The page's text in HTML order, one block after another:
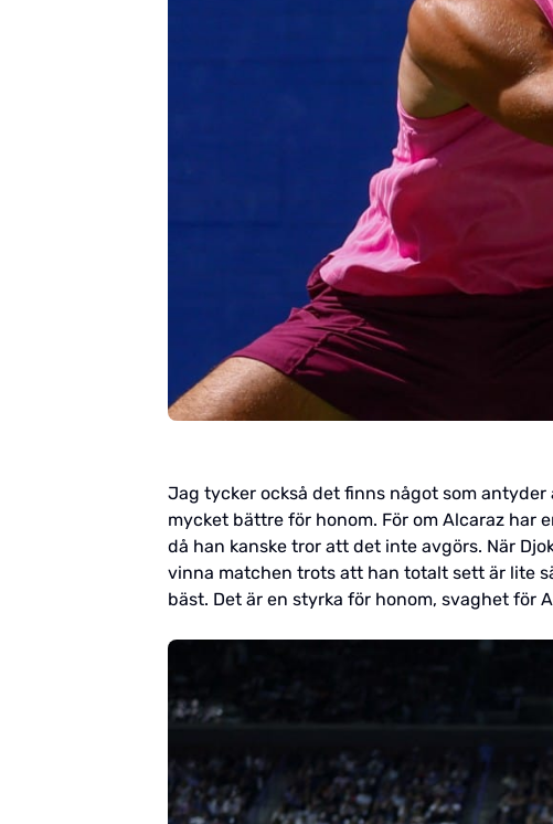
Jag tycker också det finns något som
mycket bättre för honom. För om Alcaraz har
då han kanske tror att det inte avgörs. När
vinna matchen trots att han totalt sett är lite
bäst. Det är en styrka för honom, svaghet för